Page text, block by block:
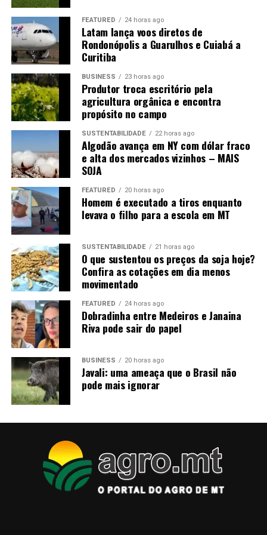
necessidades da propriedade.
O agricultor Auri Antônio Ferreira Bueno conta ao
Canal Rural Mato Grosso que encontrar profissionais na
própria região nem sempre é possível.
vem colher para nós vem lá do Rio Grande do Sul. Dois
aqui são do Maranhão que tocam o armazém. Um outro
estava no Paraguai e veio morar para cá. Aqui é difícil
encontrar”.
Mesmo com esse reforço, a participação da família
continua sendo necessária nos períodos de colheita.“Na
colheita da soja eu também ajudo a colher. Hoje a mão de
obra não é fácil, então tem que ir se virando nós da
família mesmo”
+Confira todos os episódios da série Patrulheiro Agro
Clique aqui, entre em nosso canal no WhatsApp
do Canal Rural Mato Grosso e receba notícias em tempo
real.
O post Falta de mão de obra desafia o agro de Mato
Grosso apareceu primeiro em Canal Rural Mato Grosso.
FEATURED 24 horas ago
Latam lança voos diretos de
Rondonópolis a Guarulhos e Cuiabá a
Curitiba
BUSINESS 23 horas ago
Produtor troca escritório pela
agricultura orgânica e encontra
propósito no campo
SUSTENTABILIDADE 22 horas ago
Algodão avança em NY com dólar fraco
e alta dos mercados vizinhos – MAIS
SOJA
FEATURED 20 horas ago
Homem é executado a tiros enquanto
levava o filho para a escola em MT
SUSTENTABILIDADE 21 horas ago
O que sustentou os preços da soja hoje?
Confira as cotações em dia menos
movimentado
FEATURED 24 horas ago
Dobradinha entre Medeiros e Janaina
Riva pode sair do papel
BUSINESS 20 horas ago
Javali: uma ameaça que o Brasil não
pode mais ignorar